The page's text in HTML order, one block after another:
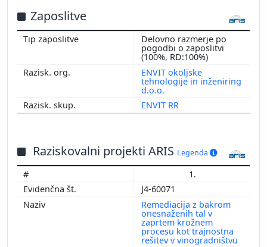
Zaposlitve
Delovno razmerje po
pogodbi o zaposlitvi
(100%, RD:100%)
ENVIT okoljske
tehnologije in inženiring
d.o.o.
ENVIT RR
Raziskovalni projekti ARIS Legenda
1.
J4-60071
Remediacija z bakrom
onesnaženih tal v
zaprtem krožnem
procesu kot trajnostna
rešitev v vinogradništvu